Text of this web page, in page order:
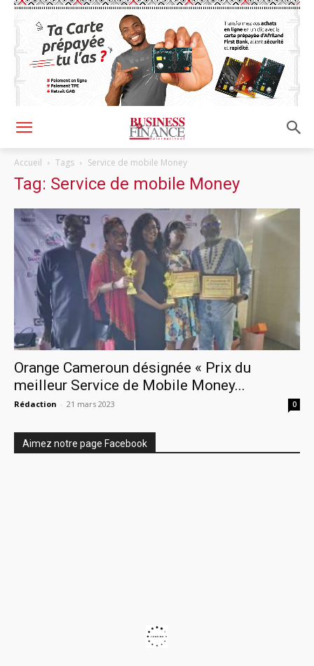
Accueil Tags Service de mobile Money
Tag: Service de mobile Money
Orange Cameroun désignée « Prix du
meilleur Service de Mobile Money...
Rédaction - 21 mars 2023 0
Aimez notre page Facebook